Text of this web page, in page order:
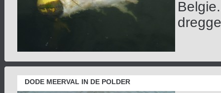
DODE MEERVAL IN DE POLDER